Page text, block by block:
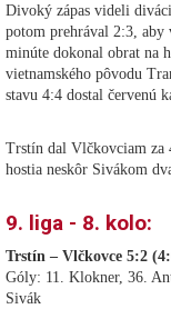
Divoký zápas videli
potom prehrával 2:3, aby
minúte dokonal obrat na
vietnamského pôvodu
stavu 4:4 dostal červenú
Trstín dal Vlčkovciam za
hostia neskôr Sivákom
9. liga - 8. kolo:
Trstín – Vlčkovce 5:2
Góly: 11. Klokner, 36.
Sivák